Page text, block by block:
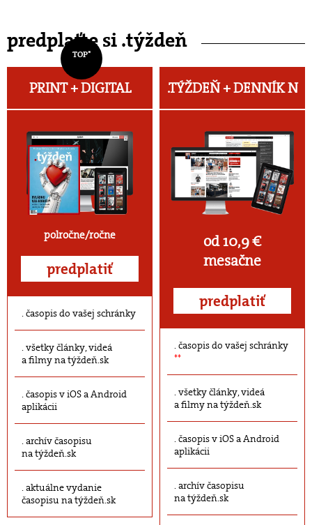
predplaťte si .týždeň
TOP*
PRINT + DIGITAL
polročne/ročne
predplatiť
časopis do vašej schránky
všetky články, videá
a filmy na týždeň.sk
časopis v iOS a Android
aplikácii
archív časopisu
na týždeň.sk
aktuálne vydanie
časopisu na týždeň.sk
.TÝŽDEŇ +DENNÍK N
od 10,9 €
mesačne
predplatiť
časopis do vašej schránky
**
všetky články, videá
a filmy na týždeň.sk
časopis v iOS a Android
aplikácii
archív časopisu
na týždeň.sk